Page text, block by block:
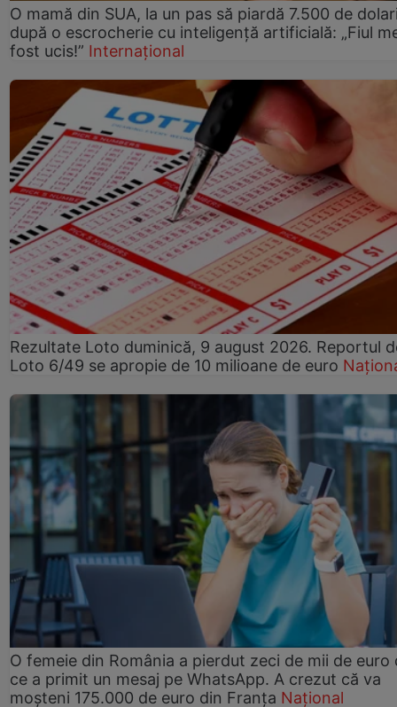
O mamă din SUA, la un pas să piardă 7.500 de
după o escrocherie cu inteligență artificială: „Fiul
fost ucis!” Internațional
Rezultate Loto duminică, 9 august 2026. Reportul
Loto 6/49 se apropie de 10 milioane de euro
O femeie din România a pierdut zeci de mii de euro
ce a primit un mesaj pe WhatsApp. A crezut că va
moșteni 175.000 de euro din Franța Național